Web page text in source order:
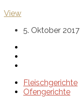
View
5. Oktober 2017
Fleischgerichte
Ofengerichte